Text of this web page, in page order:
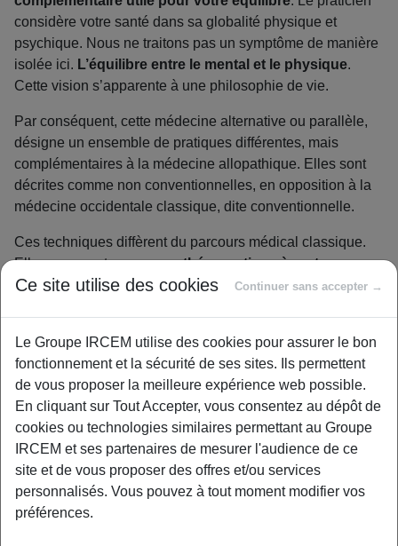
considère votre santé dans sa globalité physique et
psychique. Nous ne traitons pas un symptôme de manière
isolée ici. L’équilibre entre le mental et le physique.
Cette vision s’apparente à une philosophie de vie.
Par conséquent, cette médecine alternative ou parallèle,
désigne un ensemble de pratiques différentes, mais
complémentaires à la médecine allopathique. Elles sont
décrites comme non conventionnelles, en opposition à la
médecine occidentale classique, dite conventionnelle.
Ces techniques diffèrent du parcours médical classique.
Elles occupent unespace thérapeutique à part.
Distinction entre approche scientifique
et soins complémentaires
Ces soins
ne remplacent jamais un diagnostic médical
officiel
. Leurs fondements ne s’appuient pas
systématiquement sur des preuves cliniques rigoureuses.
Restez donc vigilant face aux promesses de guérison
miraculeuse.
Ces pratiques interviennent en soutien de votre traitement
habituel. Elles aident notamment à supporter certains
effets secondaires pesants. Ce duo
Ce site utilise des cookies Continuer sans accepter →
Le Groupe IRCEM utilise des cookies pour assurer le bon
fonctionnement et la sécurité de ses sites. Ils permettent
de vous proposer la meilleure expérience web possible.
En cliquant sur Tout Accepter, vous consentez au dépôt de
cookies ou technologies similaires permettant au Groupe
IRCEM et ses partenaires de mesurer l'audience de ce
site et de vous proposer des offres et/ou services
personnalisés. Vous pouvez à tout moment modifier vos
préférences.